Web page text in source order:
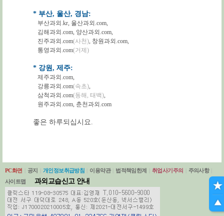
* 부산, 울산, 경남:
부산과외.kr, 울산과외.com,
김해과외.com, 양산과외.com,
진주과외.com(사천), 창원과외.com,
통영과외.com(거제)
* 강원, 제주:
제주과외.com,
강릉과외.com(속초),
삼척과외.com(동해, 태백),
원주과외.com, 춘천과외.com
좋은 하루되십시요.
PC화면 공지 개인정보취급방침 이용약관 법적책임한계 취업사기주의 주의사항
사이트맵
과외교습신고 안내